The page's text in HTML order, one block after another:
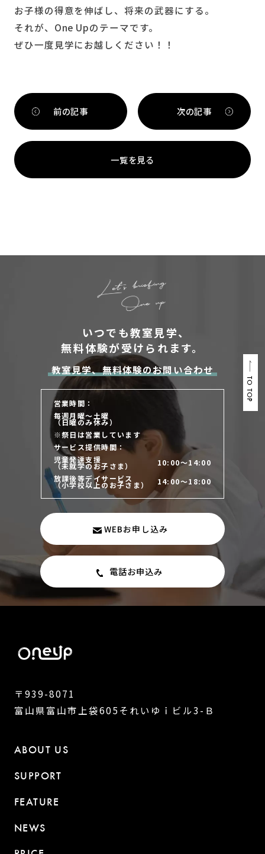
お子様の得意を伸ばし、将来の武器にする。
それが、One Upのテーマです。
ぜひ一度見学にお越しください！！
前の記事
一覧を見る
次の記事
TO TOP
いつでも教室見学、
無料体験が受けられます。
教室見学、無料体験のお問い合わせ
営業時間：
毎週月曜～土曜
（日曜のみ休み）
※祭日は営業しています
サービス提供時間：
児童発達支援
（未就学のお子さま）
10:00～14:00
放課後等デイサービス
（小学校以上のお子さま） 14:00～18:00
WEBお申し込み
電話お申込み
〒939-8071
富山県富山市上袋605それいゆｉビル3-Ｂ
ABOUT US
SUPPORT
FEATURE
NEWS